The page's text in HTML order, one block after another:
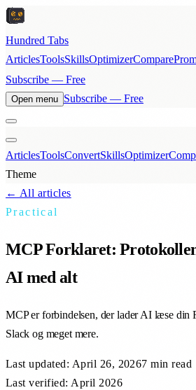
Hundred Tabs
ArticlesToolsSkillsOptimizerCompare
Subscribe — Free
Open menu Subscribe — Free
ArticlesToolsConvertSkillsOptimizer
Theme
← All articles
Practical
MCP Forklaret:
AI med alt
MCP er forbindelsen, der lader AI læse din
Slack og meget mere.
Last updated: April 26, 20267 min read
Last verified: April 2026